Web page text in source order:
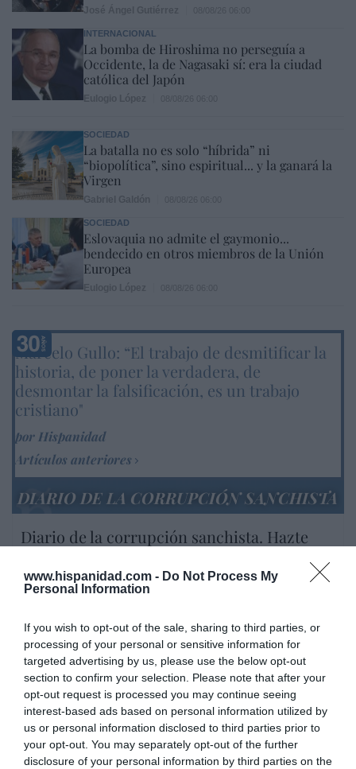
www.hispanidad.com - Do Not Process My
Personal Information
If you wish to opt-out of the sale, sharing to third parties, or
processing of your personal or sensitive information for
targeted advertising by us, please use the below opt-out
section to confirm your selection. Please note that after your
opt-out request is processed you may continue seeing
interest-based ads based on personal information utilized by
us or personal information disclosed to third parties prior to
your opt-out. You may separately opt-out of the further
disclosure of your personal information by third parties on the
INTERNACIONAL
La bomba de Hiroshima no perseguía a
Occidente, la de Nagasaki sí: era la ciudad
católica del Japón
SOCIEDAD
La batalla no es solo “híbrida” ni
“biopolítica”, sino espiritual... y la ganará la
Virgen
SOCIEDAD
Eslovaquia no admite el gaymonio...
bendecido en otros miembros de la Unión
Europea
Marcelo Gullo: “El trabajo de desmitificar la
historia, de poner la verdadera, de
desmontar la falsificación, es un trabajo
cristiano"
por Hispanidad
Artículos anteriores
DIARIO DE LA CORRUPCIÓN SANCHISTA
Diario de la corrupción sanchista. Hazte
“Pedro Sánchez es un criminal”
Artículos anteriores
Opinión
Enormes minucias
por Eulogio López